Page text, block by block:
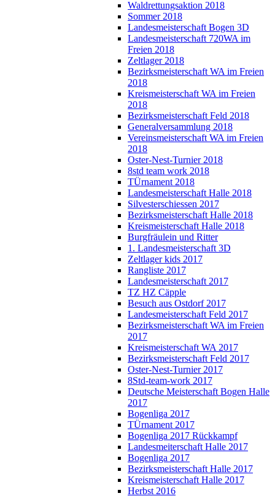
Waldrettungsaktion 2018
Sommer 2018
Landesmeisterschaft Bogen 3D
Landesmeisterschaft 720WA im
Freien 2018
Zeltlager 2018
Bezirksmeisterschaft WA im Freien
2018
Kreismeisterschaft WA im Freien
2018
Bezirksmeisterschaft Feld 2018
Generalversammlung 2018
Vereinsmeisterschaft WA im Freien
2018
Oster-Nest-Turnier 2018
8std team work 2018
TÜrnament 2018
Landesmeisterschaft Halle 2018
Silvesterschiessen 2017
Bezirksmeisterschaft Halle 2018
Kreismeisterschaft Halle 2018
Burgfräulein und Ritter
1. Landesmeisterschaft 3D
Zeltlager kids 2017
Rangliste 2017
Landesmeisterschaft 2017
TZ HZ Cäpple
Besuch aus Ostdorf 2017
Landesmeisterschaft Feld 2017
Bezirksmeisterschaft WA im Freien
2017
Kreismeisterschaft WA 2017
Bezirksmeisterschaft Feld 2017
Oster-Nest-Turnier 2017
8Std-team-work 2017
Deutsche Meisterschaft Bogen Halle
2017
Bogenliga 2017
TÜrnament 2017
Bogenliga 2017 Rückkampf
Landesmeiterschaft Halle 2017
Bogenliga 2017
Bezirksmeisterschaft Halle 2017
Kreismeisterschaft Halle 2017
Herbst 2016